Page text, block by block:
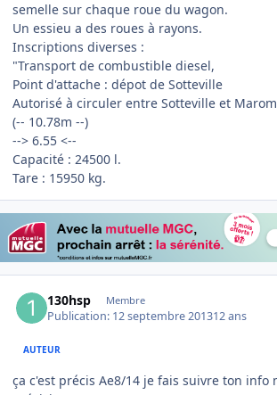
semelle sur chaque roue du wagon.
Un essieu a des roues à rayons.
Inscriptions diverses :
"Transport de combustible diesel,
Point d'attache : dépot de Sotteville
Autorisé à circuler entre Sotteville et
(-- 10.78m --)
--> 6.55 <--
Capacité : 24500 l.
Tare : 15950 kg.
130hsp Membre
Publication: 12 septembre 201312 ans
AUTEUR
ça c'est précis Ae8/14 je fais suivre ton info